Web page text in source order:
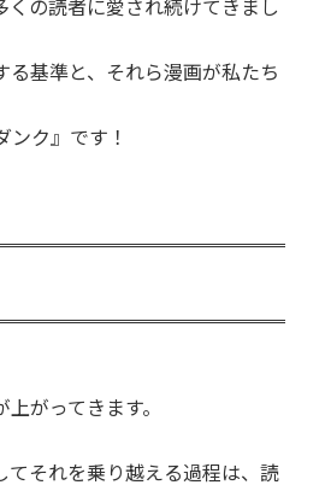
の読者に愛され続けてきまし
基準と、それら漫画が私たち
ク』です！
がってきます。
てそれを乗り越える過程は、読